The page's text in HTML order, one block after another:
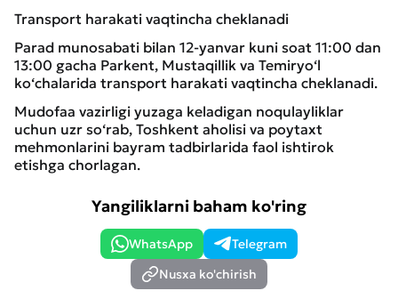
Transport harakati vaqtincha cheklanadi
Parad munosabati bilan 12-yanvar kuni soat 11:00 dan
13:00 gacha Parkent, Mustaqillik va Temiryo‘l
ko‘chalarida transport harakati vaqtincha cheklanadi.
Mudofaa vazirligi yuzaga keladigan noqulayliklar
uchun uzr so‘rab, Toshkent aholisi va poytaxt
mehmonlarini bayram tadbirlarida faol ishtirok
etishga chorlagan.
Yangiliklarni baham ko'ring
WhatsApp
Telegram
Nusxa ko'chirish